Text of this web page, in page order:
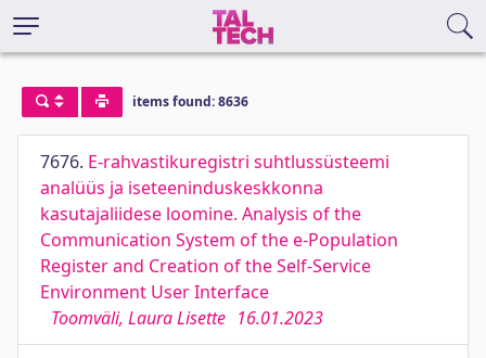
items found: 8636
7676. E-rahvastikuregistri suhtlussüsteemi
analüüs ja iseteeninduskeskkonna
kasutajaliidese loomine. Analysis of the
Communication System of the e-Population
Register and Creation of the Self-Service
Environment User Interface
Toomväli, Laura Lisette 16.01.2023